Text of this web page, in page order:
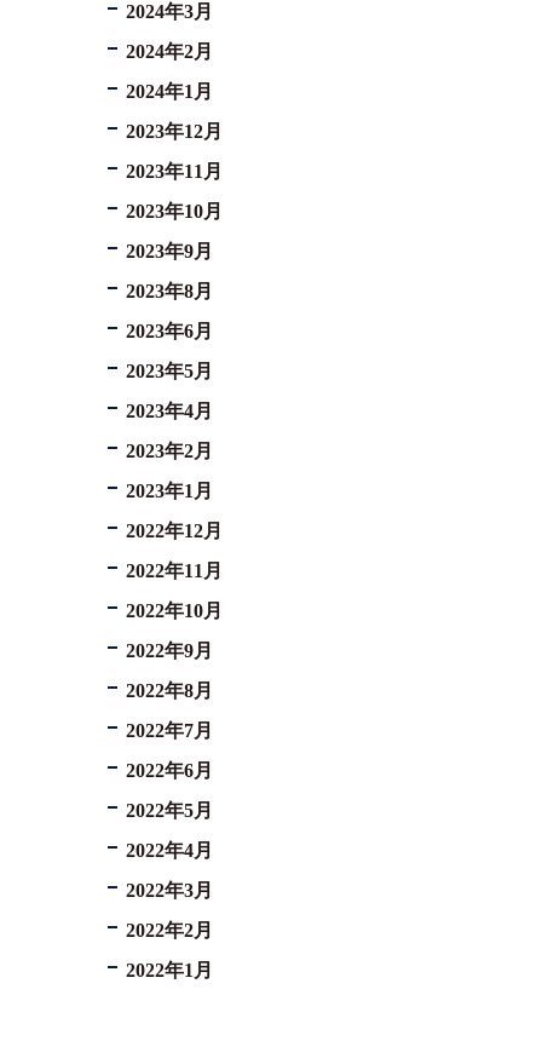
2024年3月
2024年2月
2024年1月
2023年12月
2023年11月
2023年10月
2023年9月
2023年8月
2023年6月
2023年5月
2023年4月
2023年2月
2023年1月
2022年12月
2022年11月
2022年10月
2022年9月
2022年8月
2022年7月
2022年6月
2022年5月
2022年4月
2022年3月
2022年2月
2022年1月